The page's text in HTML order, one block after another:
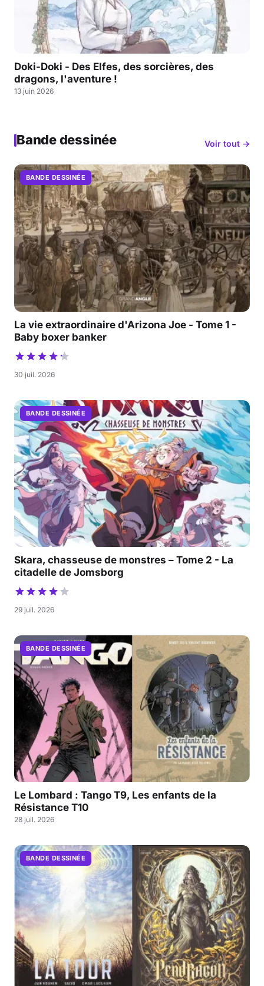
Doki-Doki - Des Elfes, des sorcières, des
dragons, l'aventure !
13 juin 2026
Bande dessinée Voir tout →
BANDE DESSINÉE
La vie extraordinaire d'Arizona Joe - Tome 1 -
Baby boxer banker
30 juil. 2026
BANDE DESSINÉE
Skara, chasseuse de monstres – Tome 2 - La
citadelle de Jomsborg
29 juil. 2026
BANDE DESSINÉE
Le Lombard : Tango T9, Les enfants de la
Résistance T10
28 juil. 2026
BANDE DESSINÉE